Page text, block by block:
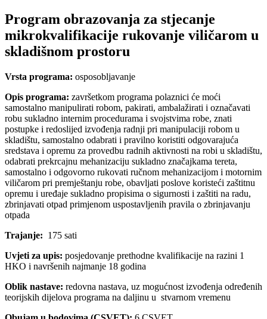
Program obrazovanja za stjecanje
mikrokvalifikacije rukovanje viličarom u
skladišnom prostoru
Vrsta programa: osposobljavanje
Opis programa: završetkom programa polaznici će moći
samostalno manipulirati robom, pakirati, ambalažirati i označavati
robu sukladno internim procedurama i svojstvima robe, znati
postupke i redoslijed izvođenja radnji pri manipulaciji robom u
skladištu, samostalno odabrati i pravilno koristiti odgovarajuća
sredstava i opremu za provedbu radnih aktivnosti na robi u skladištu,
odabrati prekrcajnu mehanizaciju sukladno značajkama tereta,
samostalno i odgovorno rukovati ručnom mehanizacijom i motornim
viličarom pri premještanju robe, obavljati poslove koristeći zaštitnu
opremu i uređaje sukladno propisima o sigurnosti i zaštiti na radu,
zbrinjavati otpad primjenom uspostavljenih pravila o zbrinjavanju
otpada
Trajanje: 175 sati
Uvjeti za upis: posjedovanje prethodne kvalifikacije na razini 1
HKO i navršenih najmanje 18 godina
Oblik nastave: redovna nastava, uz mogućnost izvođenja određenih
teorijskih dijelova programa na daljinu u stvarnom vremenu